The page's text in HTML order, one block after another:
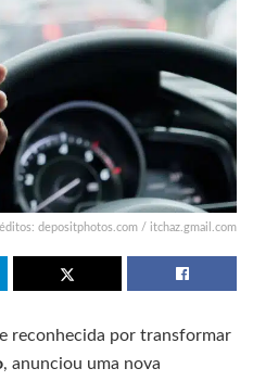
depositphotos.com / itchaz.gmail.com
reconhecida por transformar
, anunciou uma nova